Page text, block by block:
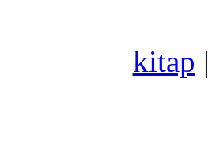
kitap